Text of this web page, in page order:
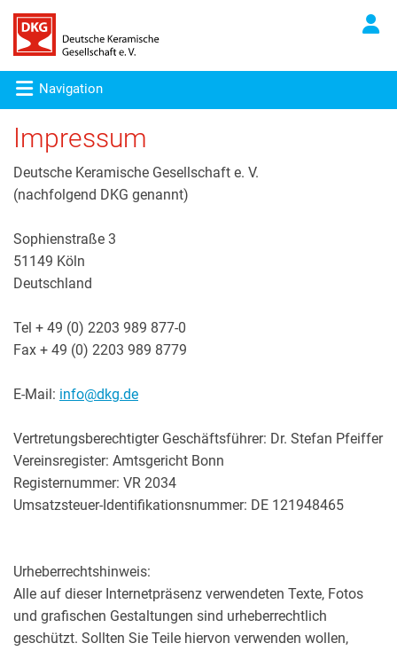
Navigation
Impressum
Deutsche Keramische Gesellschaft e. V.
(nachfolgend DKG genannt)
Sophienstraße 3
51149 Köln
Deutschland
Tel + 49 (0) 2203 989 877-0
Fax + 49 (0) 2203 989 8779
E-Mail: info@dkg.de
Vertretungsberechtigter Geschäftsführer: Dr. Stefan Pfeiffer
Vereinsregister: Amtsgericht Bonn
Registernummer: VR 2034
Umsatzsteuer-Identifikationsnummer: DE 121948465
Urheberrechtshinweis:
Alle auf dieser Internetpräsenz verwendeten Texte, Fotos
und grafischen Gestaltungen sind urheberrechtlich
geschützt. Sollten Sie Teile hiervon verwenden wollen,